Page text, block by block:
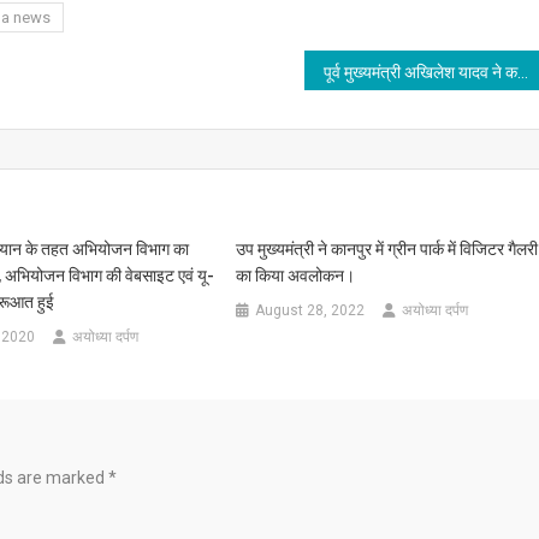
news
पूर्व मुख्यमंत्री अखिलेश यादव ने कई वरिष्ठ नेताओं के निधन पर गहरा शोक जताया..
के तहत अभियोजन विभाग का
अभियोजन विभाग की वेबसाइट एवं यू-
हुई
अयोध्या दर्पण
उप मुख्यमंत्री ने कानपुर में ग्रीन पार्क में विजिटर गैलरी
का किया अवलोकन।
August 28, 2022 अयोध्या दर्पण
are marked *